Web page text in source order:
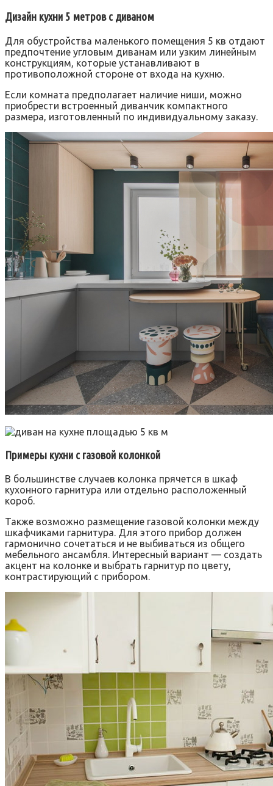
Дизайн кухни 5 метров с диваном
Для обустройства маленького помещения 5 кв отдают
предпочтение угловым диванам или узким линейным
конструкциям, которые устанавливают в
противоположной стороне от входа на кухню.
Если комната предполагает наличие ниши, можно
приобрести встроенный диванчик компактного
размера, изготовленный по индивидуальному заказу.
Примеры кухни с газовой колонкой
В большинстве случаев колонка прячется в шкаф
кухонного гарнитура или отдельно расположенный
короб.
Также возможно размещение газовой колонки между
шкафчиками гарнитура. Для этого прибор должен
гармонично сочетаться и не выбиваться из общего
мебельного ансамбля. Интересный вариант — создать
акцент на колонке и выбрать гарнитур по цвету,
контрастирующий с прибором.